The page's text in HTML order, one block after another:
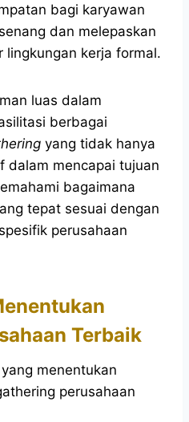
bagi karyawan
dan melepaskan
lingkungan kerja formal.
luas dalam
berbagai
yang tidak hanya
dalam mencapai tujuan
bagaimana
tepat sesuai dengan
perusahaan
Terbaik
menentukan
perusahaan